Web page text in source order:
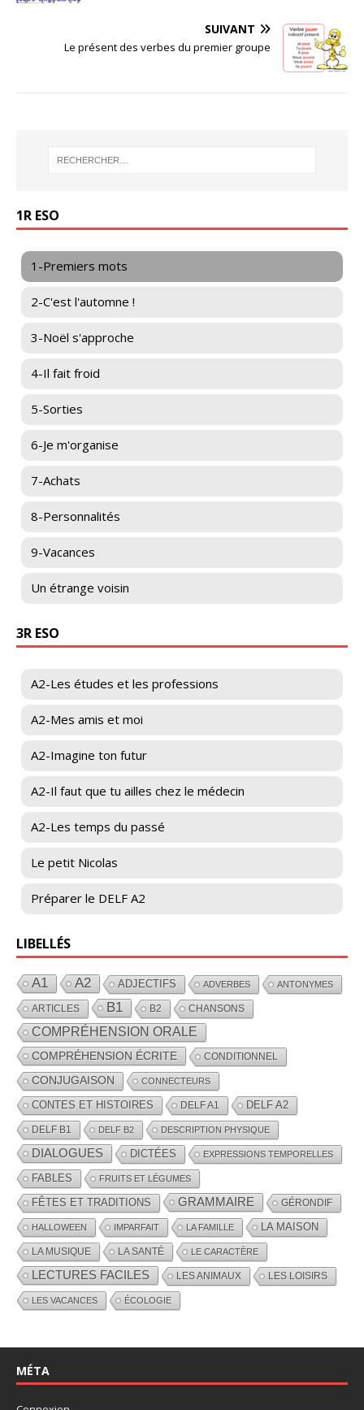
SUIVANT
Le présent des verbes du premier groupe
1R ESO
1-Premiers mots
2-C'est l'automne !
3-Noël s'approche
4-Il fait froid
5-Sorties
6-Je m'organise
7-Achats
8-Personnalités
9-Vacances
Un étrange voisin
3R ESO
A2-Les études et les professions
A2-Mes amis et moi
A2-Imagine ton futur
A2-Il faut que tu ailles chez le médecin
A2-Les temps du passé
Le petit Nicolas
Préparer le DELF A2
LIBELLÉS
A1 A2 ADJECTIFS ADVERBES ANTONYMES
ARTICLES B1 B2 CHANSONS
COMPRÉHENSION ORALE
COMPRÉHENSION ÉCRITE CONDITIONNEL
CONJUGAISON CONNECTEURS
CONTES ET HISTOIRES DELF A1 DELF A2
DELF B1 DELF B2 DESCRIPTION PHYSIQUE
DIALOGUES DICTÉES EXPRESSIONS TEMPORELLES
FABLES FRUITS ET LÉGUMES
FÊTES ET TRADITIONS GRAMMAIRE GÉRONDIF
HALLOWEEN IMPARFAIT LA FAMILLE LA MAISON
LA MUSIQUE LA SANTÉ LE CARACTÈRE
LECTURES FACILES LES ANIMAUX LES LOISIRS
LES VACANCES ÉCOLOGIE
MÉTA